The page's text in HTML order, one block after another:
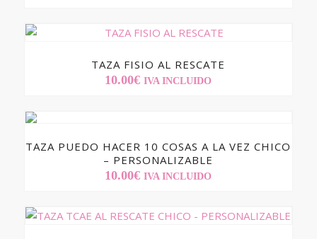
TAZA FISIO AL RESCATE
10.00€ IVA INCLUIDO
TAZA PUEDO HACER 10 COSAS A LA VEZ CHICO
– PERSONALIZABLE
10.00€ IVA INCLUIDO